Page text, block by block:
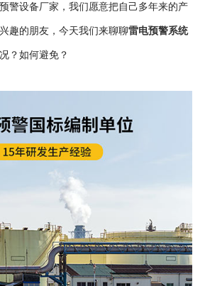
警设备厂家，我们愿意把自己多年来的产
趣的朋友，今天我们来聊聊雷电预警系统
？如何避免？